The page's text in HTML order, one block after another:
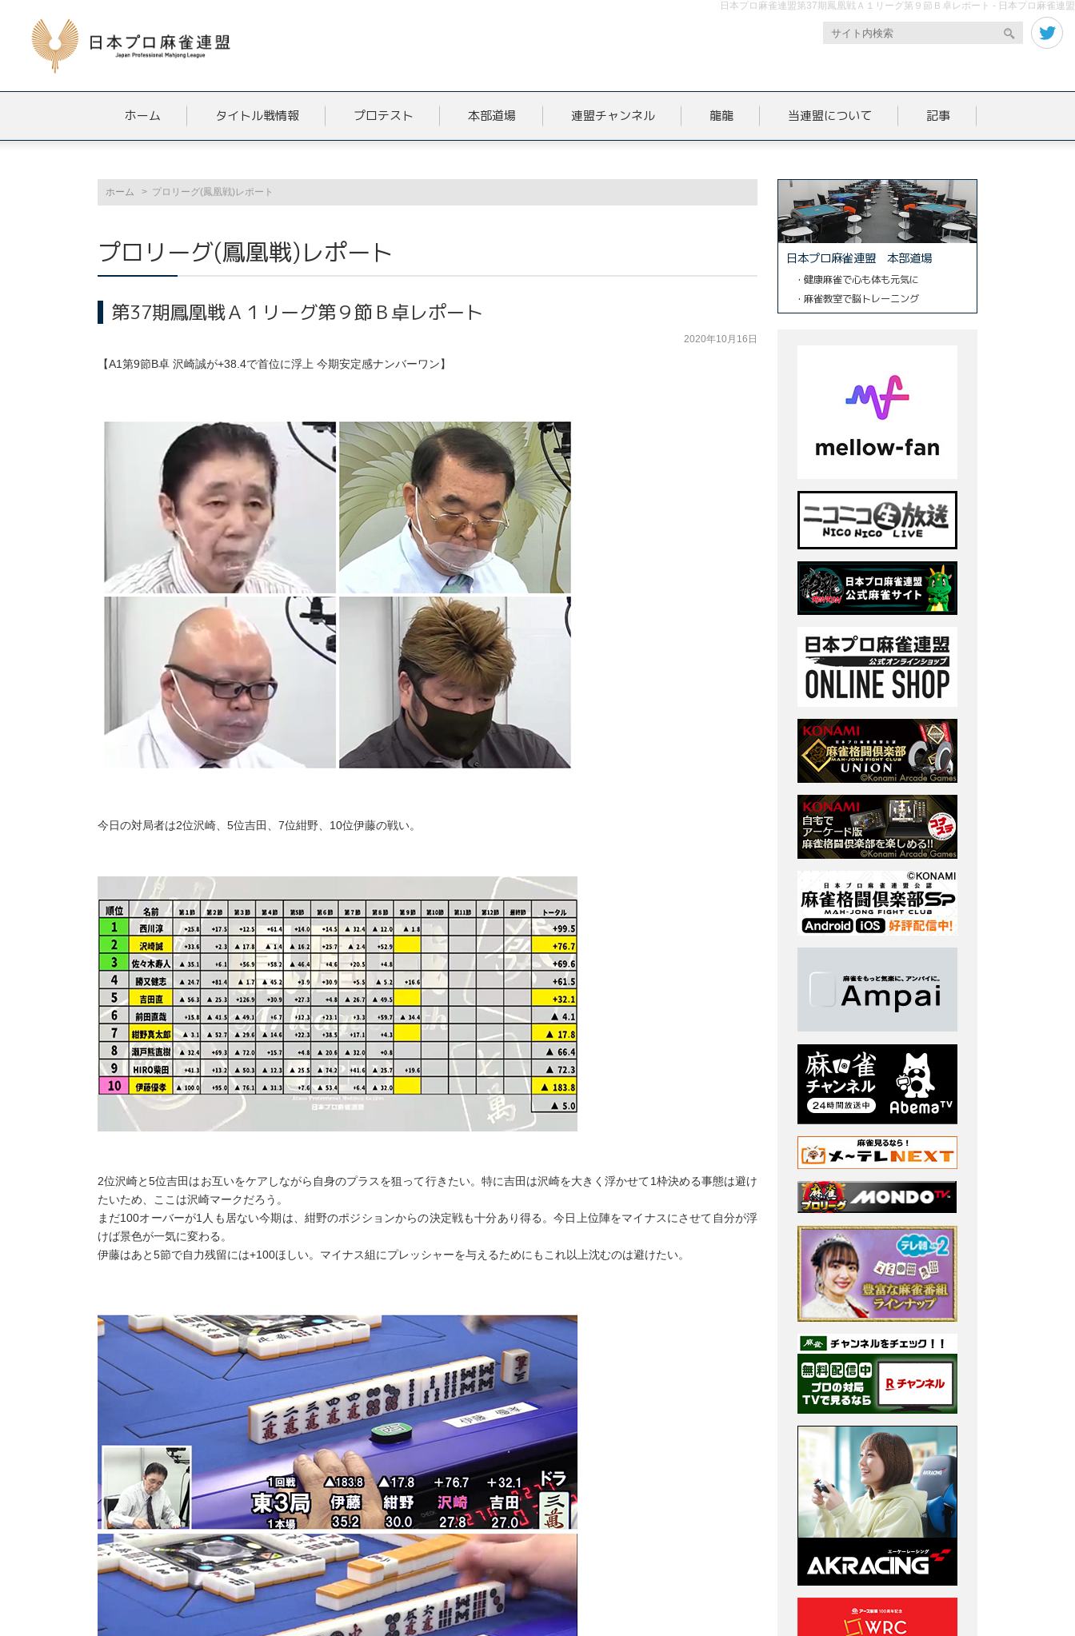
日本プロ麻雀連盟第37期鳳凰戦Ａ１リーグ第９節Ｂ卓レポート - 日本プロ麻雀連盟
ホーム タイトル戦情報 プロテスト 本部道場 連盟チャンネル 龍龍 当連盟について 記事
ホーム プロリーグ(鳳凰戦)レポート
プロリーグ(鳳凰戦)レポート
第37期鳳凰戦Ａ１リーグ第９節Ｂ卓レポート
2020年10月16日
【A1第9節B卓 沢崎誠が+38.4で首位に浮上 今期安定感ナンバーワン】
今日の対局者は2位沢崎、5位吉田、7位紺野、10位伊藤の戦い。
2位沢崎と5位吉田はお互いをケアしながら自身のプラスを狙って行きたい。特に吉田は沢崎を大きく浮かせて1枠決める事態は避け
たいため、ここは沢崎マークだろう。
まだ100オーバーが1人も居ない今期は、紺野のポジションからの決定戦も十分あり得る。今日上位陣をマイナスにさせて自分が浮
けば景色が一気に変わる。
伊藤はあと5節で自力残留には+100ほしい。マイナス組にプレッシャーを与えるためにもこれ以上沈むのは避けたい。
日本プロ麻雀連盟 本部道場
・健康麻雀で心も体も元気に
・麻雀教室で脳トレーニング